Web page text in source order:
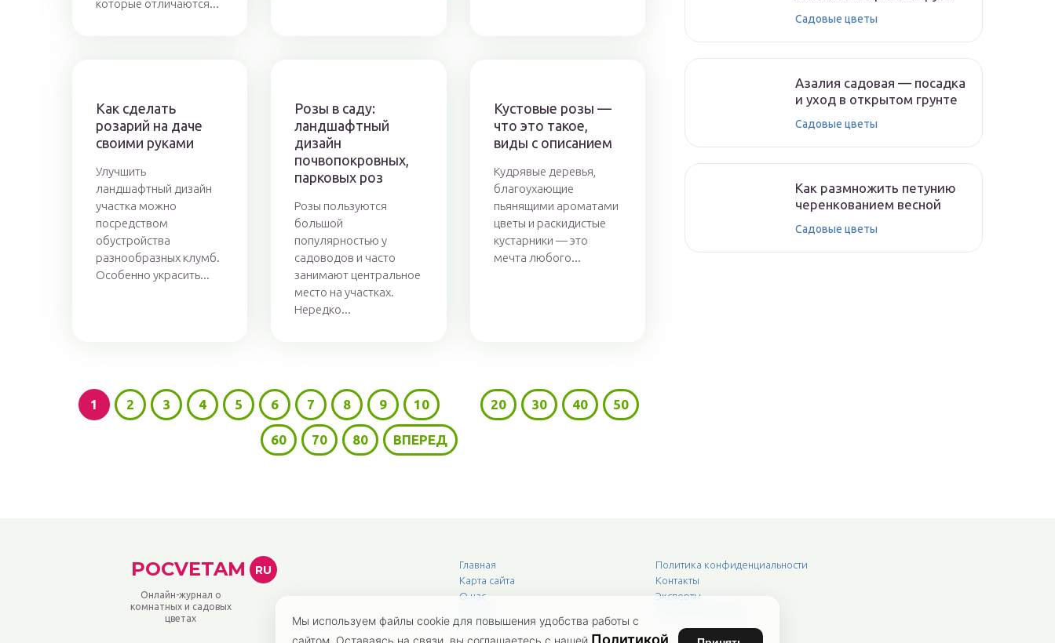
которые отличаются...
Как сделать
розарий на даче
своими руками
Улучшить
ландшафтный дизайн
участка можно
посредством
обустройства
разнообразных клумб.
Особенно украсить...
Розы в саду:
ландшафтный
дизайн
почвопокровных,
парковых роз
Розы пользуются
большой
популярностью у
садоводов и часто
занимают центральное
место на участках.
Нередко...
Кустовые розы —
что это такое,
виды с описанием
Кудрявые деревья,
благоухающие
пьянящими ароматами
цветы и раскидистые
кустарники — это
мечта любого...
1 2 3 4 5 6 7 8 9 10 20 30 40 50
60 70 80 ВПЕРЕД
Садовые цветы
Азалия садовая — посадка
и уход в открытом грунте
Садовые цветы
Как размножить петунию
черенкованием весной
Садовые цветы
Мы используем файлы cookie для повышения удобства работы с
сайтом. Оставаясь на связи, вы соглашаетесь с нашей Политикой
POCVETAM RU
Онлайн-журнал о
комнатных и садовых
цветах
Главная
Политика конфиденциальности
Карта сайта
Контакты
О нас
Эксперты